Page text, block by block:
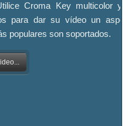
Croma Key multicolor y
para dar su vídeo un
populares son soportados.